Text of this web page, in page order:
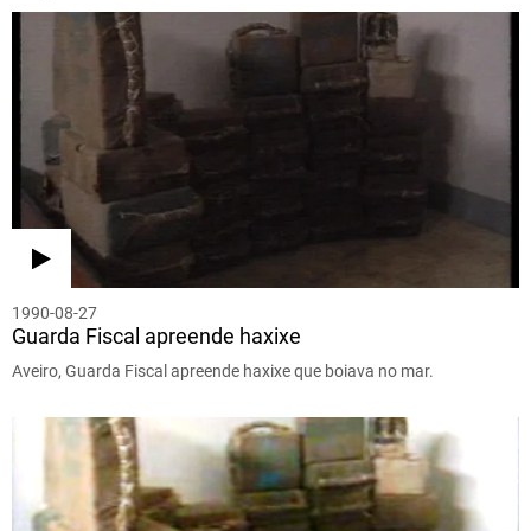
1990-08-27
Guarda Fiscal apreende haxixe
Aveiro, Guarda Fiscal apreende haxixe que boiava no mar.